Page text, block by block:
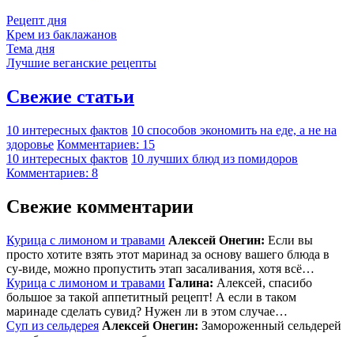
Рецепт дня
Крем из баклажанов
Тема дня
Лучшие веганские рецепты
Свежие статьи
10 интересных фактов 10 способов экономить на еде, а не на
здоровье Комментариев: 15
10 интересных фактов 10 лучших блюд из помидоров
Комментариев: 8
Свежие комментарии
Курица с лимоном и травами Алексей Онегин: Если вы
просто хотите взять этот маринад за основу вашего блюда в
су-виде, можно пропустить этап засаливания, хотя всё…
Курица с лимоном и травами Галина: Алексей, спасибо
большое за такой аппетитный рецепт! А если в таком
маринаде сделать сувид? Нужен ли в этом случае…
Суп из сельдерея Алексей Онегин: Замороженный сельдерей